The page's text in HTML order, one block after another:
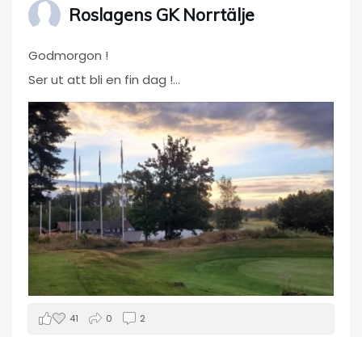
Roslagens GK Norrtälje
Godmorgon !
Ser ut att bli en fin dag !
Välkomna !
41 0 2